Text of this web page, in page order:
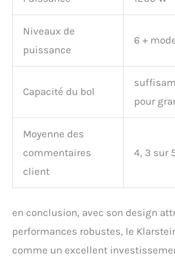
Niveaux de
puissance
6 +
Capacité du bol
pour
Moyenne des
commentaires
client
4, 3 sur
en conclusion, avec son design
performances robustes, le
comme un excellent